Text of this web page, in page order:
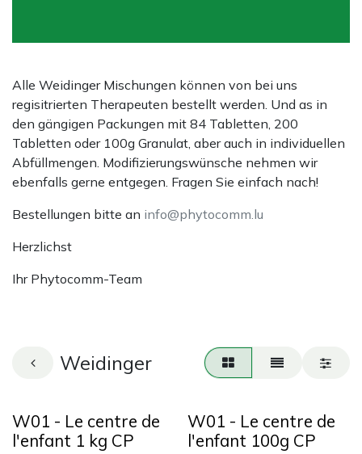
Alle Weidinger Mischungen können von bei uns
regisitrierten Therapeuten bestellt werden. Und as in
den gängigen Packungen mit 84 Tabletten, 200
Tabletten oder 100g Granulat, aber auch in individuellen
Abfüllmengen. Modifizierungswünsche nehmen wir
ebenfalls gerne entgegen. Fragen Sie einfach nach!
Bestellungen bitte an info@phytocomm.lu
Herzlichst
Ihr Phytocomm-Team
Weidinger
W01 - Le centre de
l'enfant 1 kg CP
W01 - Le centre de
l'enfant 100g CP